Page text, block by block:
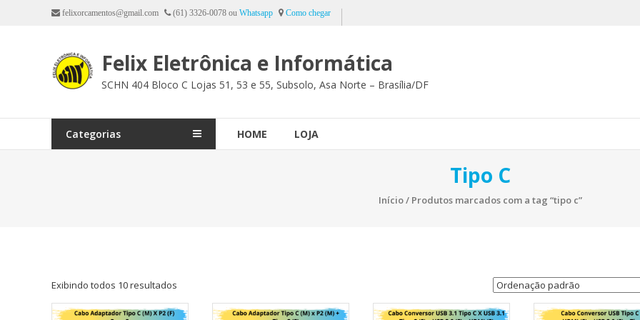
felixorcamentos@gmail.com (61) 3326-0078 ou Whatsapp Como chegar
Felix Eletrônica e Informática
SCHN 404 Bloco C Lojas 51, 53 e 55, Subsolo, Asa Norte – Brasília/DF
Categorias HOME LOJA
Tipo C
Início/ Produtos marcados com a tag “tipo c”
Exibindo todos 10 resultados